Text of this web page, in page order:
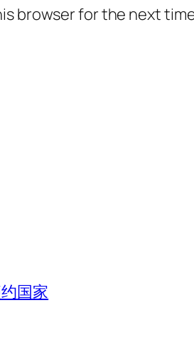
browser for the next
国家